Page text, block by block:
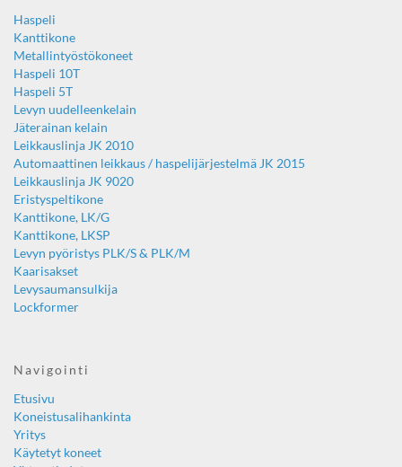
Haspeli
Kanttikone
Metallintyöstökoneet
Haspeli 10T
Haspeli 5T
Levyn uudelleenkelain
Jäterainan kelain
Leikkauslinja JK 2010
Automaattinen leikkaus / haspelijärjestelmä JK 2015
Leikkauslinja JK 9020
Eristyspeltikone
Kanttikone, LK/G
Kanttikone, LKSP
Levyn pyöristys PLK/S & PLK/M
Kaarisakset
Levysaumansulkija
Lockformer
Navigointi
Etusivu
Koneistusalihankinta
Yritys
Käytetyt koneet